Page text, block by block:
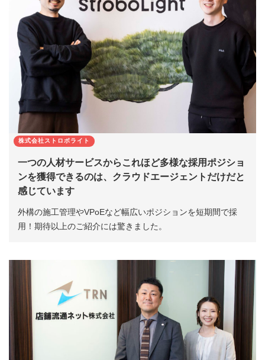
株式会社ストロボライト
一つの人材サービスからこれほど多様な採用ポジショ
ンを獲得できるのは、クラウドエージェントだけだと
感じています
外構の施工管理やVPoEなど幅広いポジションを短期間で採
用！期待以上のご紹介には驚きました。